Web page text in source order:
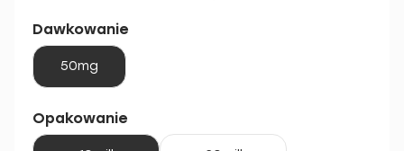
Dawkowanie
50mg
Opakowanie